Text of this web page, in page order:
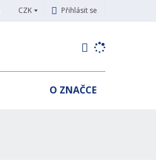
CZK Přihlásit se
O ZNAČCE